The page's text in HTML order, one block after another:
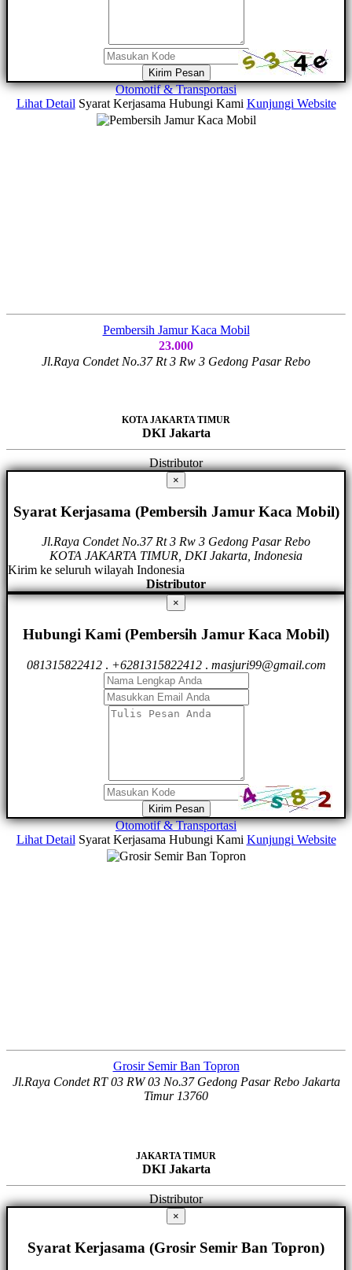
Kirim Pesan
Otomotif & Transportasi
Lihat Detail Syarat Kerjasama Hubungi Kami Kunjungi Website
Pembersih Jamur Kaca Mobil
23.000
Jl.Raya Condet No.37 Rt 3 Rw 3 Gedong Pasar Rebo
KOTA JAKARTA TIMUR
DKI Jakarta
Distributor
×
Syarat Kerjasama (Pembersih Jamur Kaca Mobil)
Jl.Raya Condet No.37 Rt 3 Rw 3 Gedong Pasar Rebo
KOTA JAKARTA TIMUR, DKI Jakarta, Indonesia
Kirim ke seluruh wilayah Indonesia
Distributor
×
Hubungi Kami (Pembersih Jamur Kaca Mobil)
081315822412. +6281315822412. masjuri99@gmail.com
Kirim Pesan
Otomotif & Transportasi
Lihat Detail Syarat Kerjasama Hubungi Kami Kunjungi Website
Grosir Semir Ban Topron
Jl.Raya Condet RT 03 RW 03 No.37 Gedong Pasar Rebo Jakarta
Timur 13760
JAKARTA TIMUR
DKI Jakarta
Distributor
×
Syarat Kerjasama (Grosir Semir Ban Topron)